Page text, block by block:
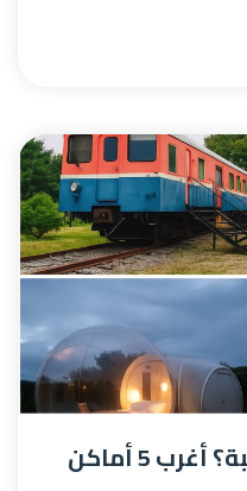
🏕️ النوم في أماكن غريبة؟ أغرب 5 أماكن